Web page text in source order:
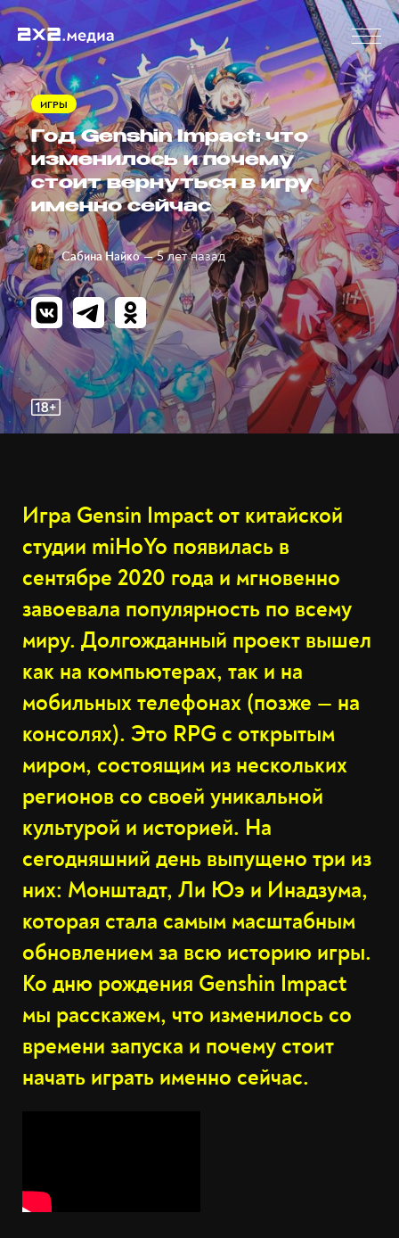
ИГРЫ
Год Genshin Impact: что
изменилось и почему
стоит вернуться в игру
именно сейчас
Сабина Найко — 5 лет назад
Игра Gensin Impact от китайской
студии miHoYo появилась в
сентябре 2020 года и мгновенно
завоевала популярность по всему
миру. Долгожданный проект вышел
как на компьютерах, так и на
мобильных телефонах (позже ‌—‌ на
консолях). Это RPG с открытым
миром, состоящим из нескольких
регионов со своей уникальной
культурой и историей. На
сегодняшний день выпущено три из
них: Монштадт, Ли Юэ и Инадзума,
которая стала самым масштабным
обновлением за всю историю игры.
Ко дню рождения Genshin Impact
мы расскажем, что изменилось со
времени запуска и почему стоит
начать играть именно сейчас.